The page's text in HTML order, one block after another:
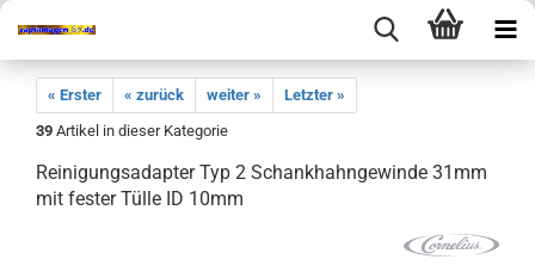
« Erster « zurück weiter »
Letzter »
39 Artikel in dieser Kategorie
Reinigungsadapter Typ 2 Schankhahngewinde 31mm
mit fester Tülle ID 10mm